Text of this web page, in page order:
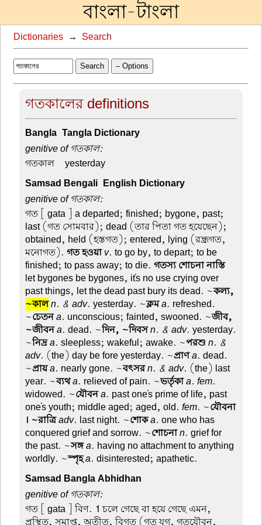
বাংলা-টাংলা
Dictionaries → Search
Search – Options
গতকালের definitions
Bangla-Tangla Dictionary
genitive of গতকাল:
গতকাল –yesterday
Samsad Bengali-English Dictionary
genitive of গতকাল:
গত[ gata ] a departed; finished; bygone, past;
last (গত সোমবার); dead (তার পিতা গত হয়েছেন);
obtained, held (হস্তগত); entered, lying (রন্ধ্রগত,
মনোগত).গত হওয়া v. to go by, to depart; to be
finished; to pass away; to die.গতস্য শোচনা নাস্তি
let bygones be bygones, it's no use crying over
past things, let the dead past bury its dead. ~কল্য,
~কালn. & adv. yesterday. ~ক্লমa. refreshed.
~চেতনa. unconscious; fainted, swooned. ~জীব,
~জীবনa. dead. ~দিন, ~দিবসn. & adv. yesterday.
~নিদ্রa. sleepless; wakeful; awake. ~পরশু n. &
adv. (the) day be fore yesterday. ~প্রাণa. dead.
~প্রায়a. nearly gone. ~বৎসরn. & adv. (the) last
year. ~ব্যথa. relieved of pain. ~ভর্তৃকাa. fem.
widowed. ~যৌবনa. past one's prime of life, past
one's youth; middle aged; aged, old.fem. ~যৌবনা
। ~রাত্রিadv. last night. ~শোকa. one who has
conquered grief and sorrow. ~শোচনাn. grief for
the past. ~সঙ্গa. having no attachment to anything
worldly. ~স্পৃহa. disinterested; apathetic.
Samsad Bangla Abhidhan
genitive of গতকাল:
গত[ gata ] বিণ. 1 চলে গেছে বা হয়ে গেছে এমন,
প্রস্থিত, সমাপ্ত, অতীত, বিগত (গত যুগ, গতযৌবন,